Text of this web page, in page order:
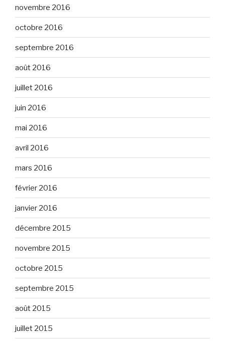
novembre 2016
octobre 2016
septembre 2016
août 2016
juillet 2016
juin 2016
mai 2016
avril 2016
mars 2016
février 2016
janvier 2016
décembre 2015
novembre 2015
octobre 2015
septembre 2015
août 2015
juillet 2015